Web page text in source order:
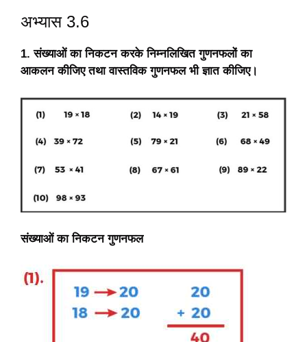
अभ्यास 3.6
1. संख्याओं का निकटन करके निम्नलिखित गुणनफलों का
आकलन कीजिए तथा वास्तविक गुणनफल भी ज्ञात कीजिए।
संख्याओं का निकटन गुणनफल